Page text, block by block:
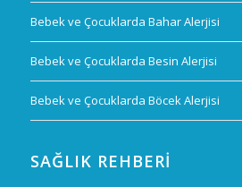
Bebek ve Çocuklarda Bahar Alerjisi
Bebek ve Çocuklarda Besin Alerjisi
Bebek ve Çocuklarda Böcek Alerjisi
SAĞLIK REHBERI